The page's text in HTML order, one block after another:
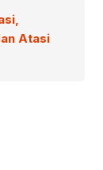
Atasi